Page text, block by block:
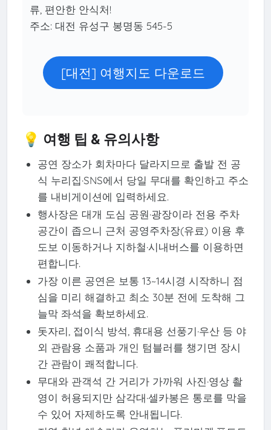
류, 편안한 안식처!
주소: 대전 유성구 봉명동 545-5
[대전] 여행지도 다운로드
💡 여행 팁 & 유의사항
공연 장소가 회차마다 달라지므로 출발 전 공
식 누리집·SNS에서 당일 무대를 확인하고 주소
를 내비게이션에 입력하세요.
행사장은 대개 도심 공원·광장이라 전용 주차
공간이 좁으니 근처 공영주차장(유료) 이용 후
도보 이동하거나 지하철·시내버스를 이용하면
편합니다.
가장 이른 공연은 보통 13~14시경 시작하니 점
심을 미리 해결하고 최소 30분 전에 도착해 그
늘막 좌석을 확보하세요.
돗자리, 접이식 방석, 휴대용 선풍기·우산 등 야
외 관람용 소품과 개인 텀블러를 챙기면 장시
간 관람이 쾌적합니다.
무대와 관객석 간 거리가 가까워 사진·영상 촬
영이 허용되지만 삼각대·셀카봉은 통로를 막을
수 있어 자제하도록 안내됩니다.